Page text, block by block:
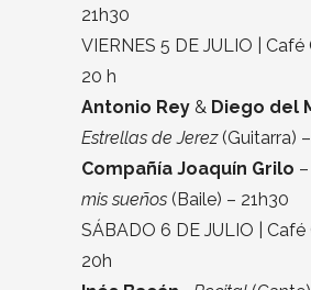
21h30
VIERNES 5 DE JULIO |
20 h
Antonio Rey & Diego del
Estrellas de Jerez(Guitarra)
Compañía Joaquín Grilo ​ –
mis sueños (Baile) – 21h30
SÁBADO 6 DE JULIO |
20h